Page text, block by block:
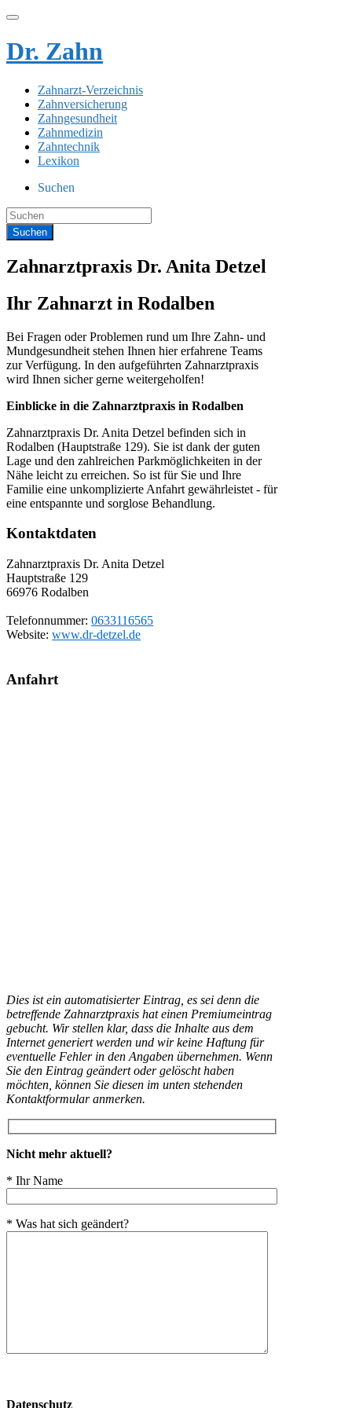
Dr. Zahn
Zahnarzt-Verzeichnis
Zahnversicherung
Zahngesundheit
Zahnmedizin
Zahntechnik
Lexikon
Suchen
Zahnarztpraxis Dr. Anita Detzel
Ihr Zahnarzt in Rodalben
Bei Fragen oder Problemen rund um Ihre Zahn- und
Mundgesundheit stehen Ihnen hier erfahrene Teams
zur Verfügung. In den aufgeführten Zahnarztpraxis
wird Ihnen sicher gerne weitergeholfen!
Einblicke in die Zahnarztpraxis in Rodalben
Zahnarztpraxis Dr. Anita Detzel befinden sich in
Rodalben (Hauptstraße 129). Sie ist dank der guten
Lage und den zahlreichen Parkmöglichkeiten in der
Nähe leicht zu erreichen. So ist für Sie und Ihre
Familie eine unkomplizierte Anfahrt gewährleistet - für
eine entspannte und sorglose Behandlung.
Kontaktdaten
Zahnarztpraxis Dr. Anita Detzel
Hauptstraße 129
66976 Rodalben
Telefonnummer: 0633116565
Website: www.dr-detzel.de
Anfahrt
Dies ist ein automatisierter Eintrag, es sei denn die
betreffende Zahnarztpraxis hat einen Premiumeintrag
gebucht. Wir stellen klar, dass die Inhalte aus dem
Internet generiert werden und wir keine Haftung für
eventuelle Fehler in den Angaben übernehmen. Wenn
Sie den Eintrag geändert oder gelöscht haben
möchten, können Sie diesen im unten stehenden
Kontaktformular anmerken.
Nicht mehr aktuell?
* Ihr Name
* Was hat sich geändert?
dieses
Datenschutz